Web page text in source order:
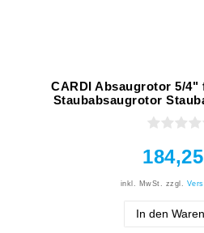
CARDI Absaugrotor 5/
Staubabsaugrotor
inkl. MwSt. zzgl.
In den